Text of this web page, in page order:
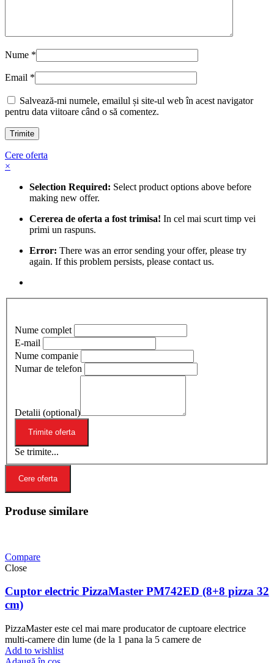
Nume *
Email *
Salvează-mi numele, emailul și site-ul web în acest navigator
pentru data viitoare când o să comentez.
Cere oferta
×
Selection Required: Select product options above before
making new offer.
Cererea de oferta a fost trimisa! In cel mai scurt timp vei
primi un raspuns.
Error: There was an error sending your offer, please try
again. If this problem persists, please contact us.
Nume complet
E-mail
Nume companie
Numar de telefon
Detalii (optional)
Se trimite...
Cere oferta
Produse similare
Compare
Close
Cuptor electric PizzaMaster PM742ED (8+8 pizza 32
cm)
PizzaMaster este cel mai mare producator de cuptoare electrice
multi-camere din lume (de la 1 pana la 5 camere de
Add to wishlist